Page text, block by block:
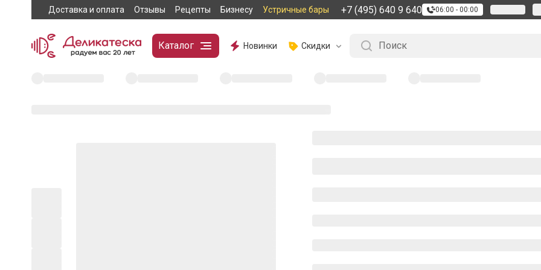
Доставка и оплата Отзывы Рецепты Бизнесу Устричные бары +7 (495) 640 9 640 06:00 - 00:00
Каталог Новинки Скидки